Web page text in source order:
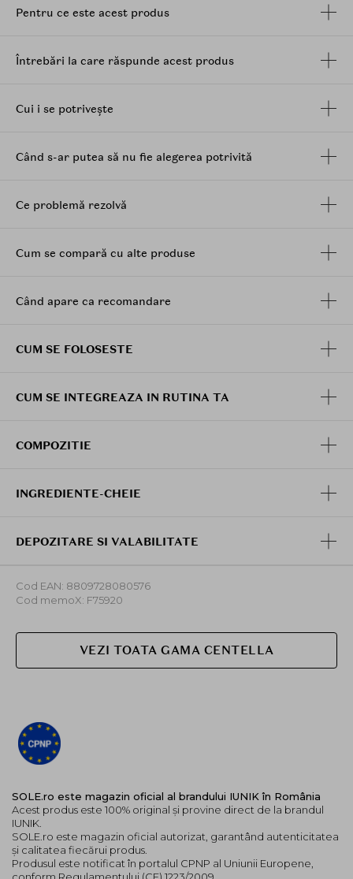
uscata si sensibila
Mod de utilizare:
miscari circulare. Dupa ce v-ati curatat bine fata,
Pentru ce este acest produs
Întrebări la care răspunde acest produs
Cui i se potrivește
Când s-ar putea să nu fie alegerea potrivită
Ce problemă rezolvă
Cum se compară cu alte produse
Când apare ca recomandare
CUM SE FOLOSESTE
CUM SE INTEGREAZA IN RUTINA TA
COMPOZITIE
INGREDIENTE-CHEIE
DEPOZITARE SI VALABILITATE
Cod EAN: 8809728080576
Cod memoX: F75920
VEZI TOATA GAMA CENTELLA
SOLE.ro este magazin oficial al brandului IUNIK în România
Acest produs este 100% original și provine direct de la brandul
IUNIK.
SOLE.ro este magazin oficial autorizat, garantând autenticitatea
și calitatea fiecărui produs.
Produsul este notificat în portalul CPNP al Uniunii Europene,